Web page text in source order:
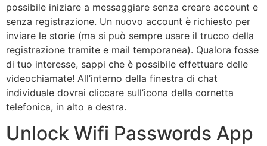
possibile iniziare a messaggiare senza creare account e
senza registrazione. Un nuovo account è richiesto per
inviare le storie (ma si può sempre usare il trucco della
registrazione tramite e mail temporanea). Qualora fosse
di tuo interesse, sappi che è possibile effettuare delle
videochiamate! All’interno della finestra di chat
individuale dovrai cliccare sull’icona della cornetta
telefonica, in alto a destra.
Unlock Wifi Passwords App